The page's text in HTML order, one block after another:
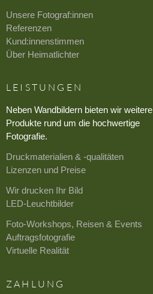
Unsere Fotograf:innen
Referenzen
Kund:innenstimmen
Über Heimatlichter
LEISTUNGEN
Neben Wandbildern bieten wir weitere
Produkte rund um die hochwertige
Fotografie.
Druckmaterialien & -qualitäten
Lizenzen und Preise
Wir drucken Ihr Bild
LED-Leuchtbilder
Foto-Workshops, Reisen & Events
Auftragsfotografie
Virtuelle Realität
ZAHLUNG